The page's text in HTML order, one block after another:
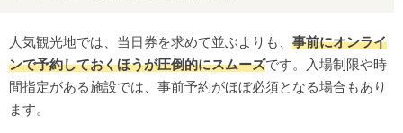
人気観光地では、当日券を求めて並ぶよりも、 事前にオンライ
ンで予約しておくほうが圧倒的にスムーズです。入場制限や時
間指定がある施設では、事前予約がほぼ必須となる場合もあり
ます。